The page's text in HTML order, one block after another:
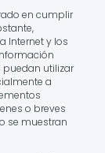
en cumplir
Internet y los
puedan utilizar
a
o breves
se muestran